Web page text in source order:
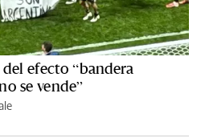
efecto “bandera
se vende”